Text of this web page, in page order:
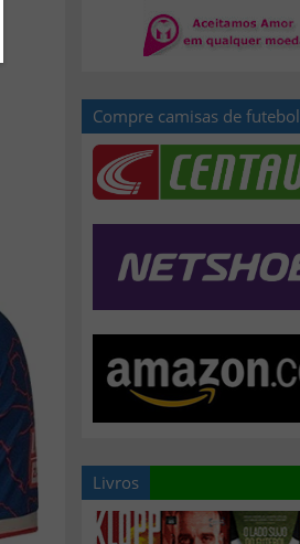
Compre camisas de futebol
Livros